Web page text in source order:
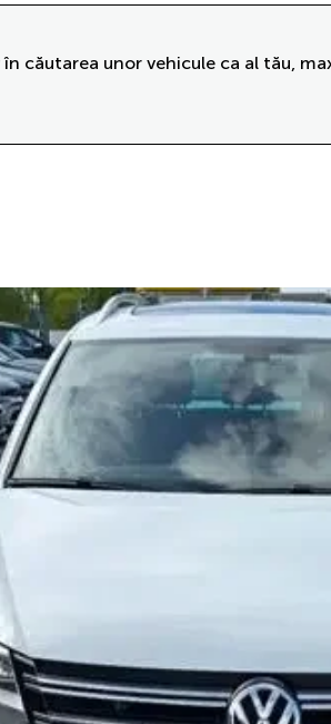
căutarea unor vehicule ca al tău,